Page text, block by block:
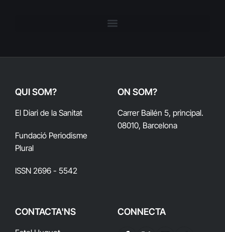
QUI SOM?
El Diari de la Sanitat
Fundació Periodisme
Plural
ISSN 2696 - 5542
ON SOM?
Carrer Bailén 5, principal.
08010, Barcelona
CONTACTA'NS CONNECTA